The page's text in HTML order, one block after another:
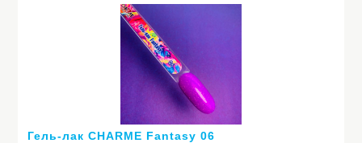
Гель-лак CHARME Fantasy 06